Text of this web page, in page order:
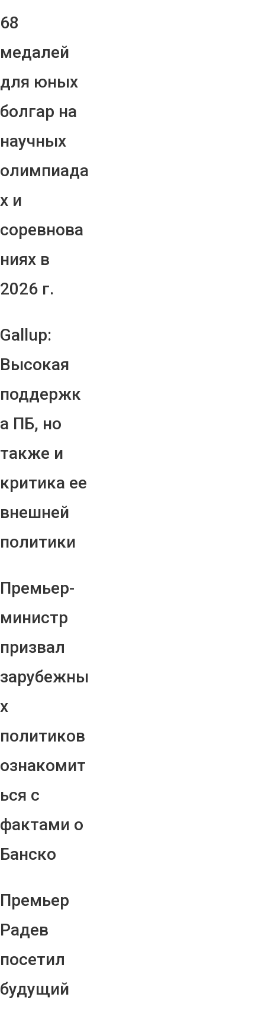
68
медалей
для юных
болгар на
научных
олимпиада
х и
соревнова
ниях в
2026 г.
Gallup:
Высокая
поддержк
а ПБ, но
также и
критика ее
внешней
политики
Премьер-
министр
призвал
зарубежны
х
политиков
ознакомит
ься с
фактами о
Банско
Премьер
Радев
посетил
будущий